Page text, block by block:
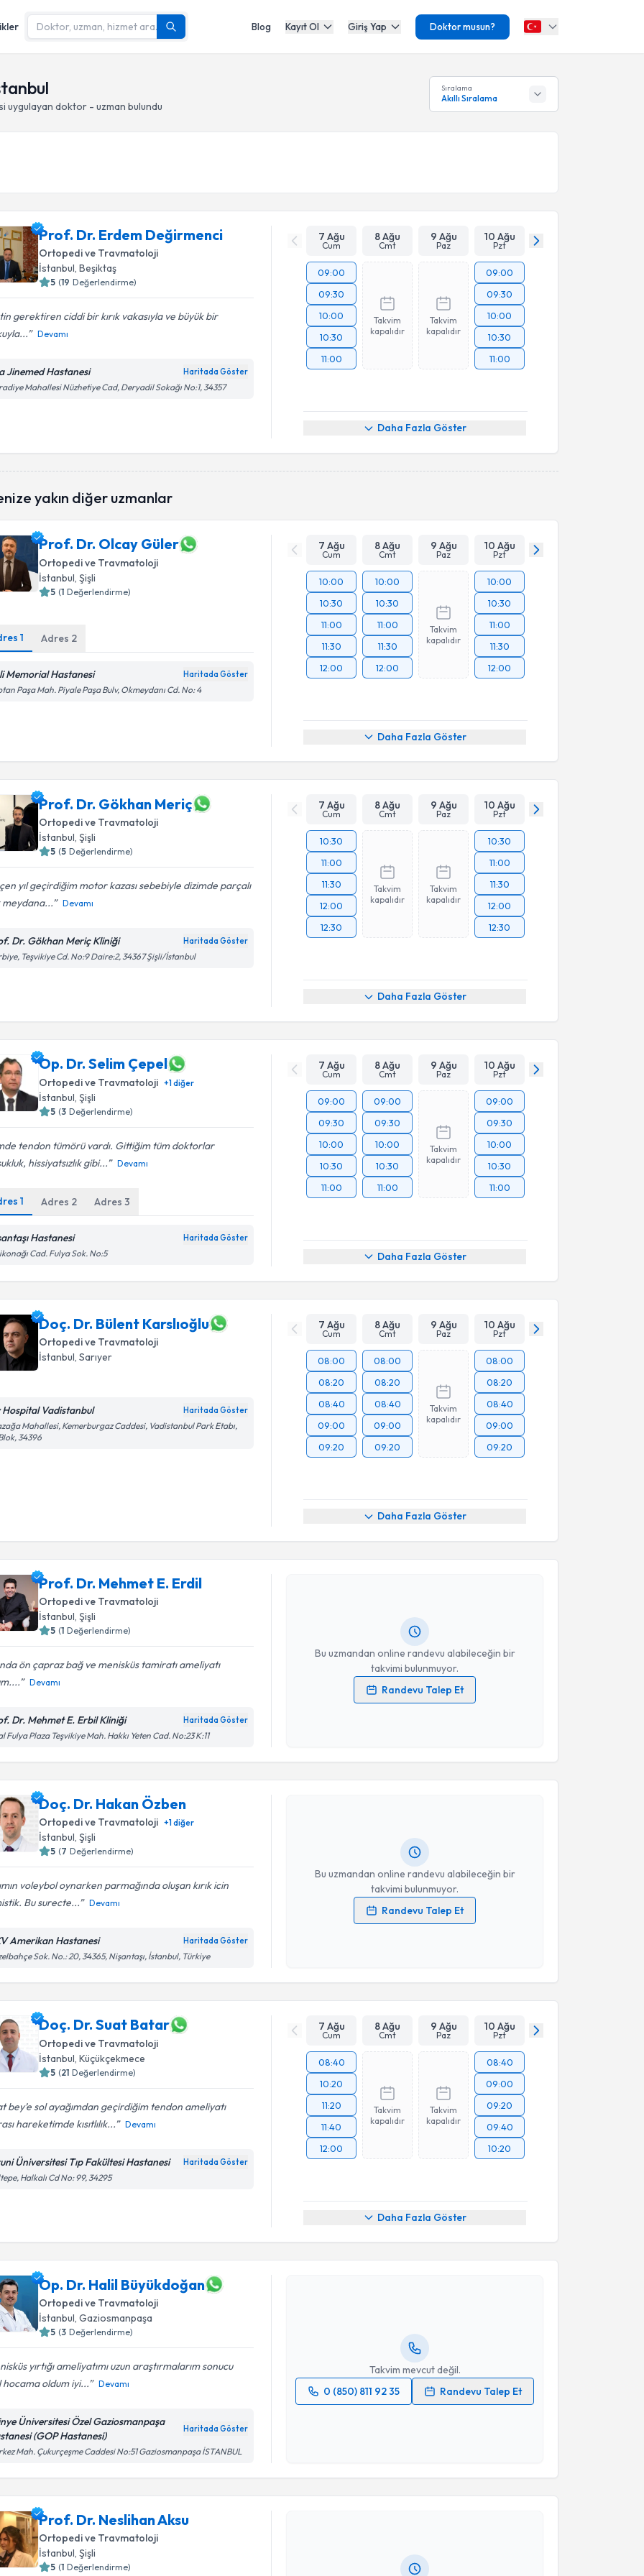
Blog Kayıt Ol Giriş Yap Doktor musun?
uygulayan doktor - uzman bulundu
Sıralama
Akıllı Sıralama
Prof. Dr. Erdem Değirmenci
Ortopedi ve Travmatoloji
İstanbul, Beşiktaş
5 (19 Değerlendirme)
gerektiren ciddi bir kırık vakasıyla ve büyük bir
Devamı
Jinemed Hastanesi Haritada Göster
Mahallesi Nüzhetiye Cad, Deryadil Sokağı No:1, 34357
7 Ağu
Cum
8 Ağu
Cmt
9 Ağu
Paz
10 Ağu
Pzt
09:00
09:30
10:00
10:30
11:00
Takvim
kapalıdır
Takvim
kapalıdır
09:00
09:30
10:00
10:30
11:00
Daha Fazla Göster
yakın diğer uzmanlar
Prof. Dr. Olcay Güler
Ortopedi ve Travmatoloji
İstanbul , Şişli
5 (1 Değerlendirme)
1 Adres 2
Memorial Hastanesi Haritada Göster
Paşa Mah. Piyale Paşa Bulv, Okmeydanı Cd. No: 4
7 Ağu
Cum
8 Ağu
Cmt
9 Ağu
Paz
10 Ağu
Pzt
10:00
10:30
11:00
11:30
12:00
10:00
10:30
11:00
11:30
12:00
Takvim
kapalıdır
10:00
10:30
11:00
11:30
12:00
Daha Fazla Göster
Prof. Dr. Gökhan Meriç
Ortopedi ve Travmatoloji
İstanbul, Şişli
5 (5 Değerlendirme)
yıl geçirdiğim motor kazası sebebiyle dizimde parçalı
meydana...
Devamı
Dr. Gökhan Meriç Kliniği Haritada Göster
Teşvikiye Cd. No:9 Daire:2, 34367 Şişli/İstanbul
7 Ağu
Cum
8 Ağu
Cmt
9 Ağu
Paz
10 Ağu
Pzt
10:30
11:00
11:30
12:00
12:30
Takvim
kapalıdır
Takvim
kapalıdır
10:30
11:00
11:30
12:00
12:30
Daha Fazla Göster
Op. Dr. Selim Çepel
Ortopedi ve Travmatoloji +1diğer
İstanbul , Şişli
5 (3 Değerlendirme)
tendon tümörü vardı. Gittiğim tüm doktorlar
hissiyatsızlık gibi...
Devamı
1 Adres 2 Adres3
Hastanesi Haritada Göster
Cad. Fulya Sok. No:5
7 Ağu
Cum
8 Ağu
Cmt
9 Ağu
Paz
10 Ağu
Pzt
09:00
09:30
10:00
10:30
11:00
09:00
09:30
10:00
10:30
11:00
Takvim
kapalıdır
09:00
09:30
10:00
10:30
11:00
Daha Fazla Göster
Doç. Dr. Bülent Karslıoğlu
Ortopedi ve Travmatoloji
İstanbul, Sarıyer
Hospital Vadistanbul Haritada Göster
Mahallesi, Kemerburgaz Caddesi, Vadistanbul Park Etabı,
34396
7 Ağu
Cum
8 Ağu
Cmt
9 Ağu
Paz
10 Ağu
Pzt
08:00
08:20
08:40
09:00
09:20
08:00
08:20
08:40
09:00
09:20
Takvim
kapalıdır
08:00
08:20
08:40
09:00
09:20
Daha Fazla Göster
Prof. Dr. Mehmet E. Erdil
Ortopedi ve Travmatoloji
İstanbul , Şişli
5 (1 Değerlendirme)
ön çapraz bağ ve menisküs tamiratı ameliyatı
Devamı
Dr. Mehmet E. Erbil Kliniği Haritada Göster
Fulya Plaza Teşvikiye Mah. Hakkı Yeten Cad. No:23 K:11
Bu uzmandan online randevu alabileceğin bir
takvimi bulunmuyor.
Randevu Talep Et
Randevu Takvimi Talebi
Prof. Dr. Mehmet E. Erdil
Kişisel verilerimin işlenmesine ilişkinAydınlatma Metni
Takvim Talebini Gönder
Doç. Dr. Hakan Özben
Ortopedi ve Travmatoloji +1diğer
İstanbul , Şişli
5 (7 Değerlendirme)
voleybol oynarken parmağında oluşan kırık icin
Bu surecte...
Devamı
Amerikan Hastanesi Haritada Göster
Sok. No.: 20, 34365, Nişantaşı, İstanbul, Türkiye
Bu uzmandan online randevu alabileceğin bir
takvimi bulunmuyor.
Randevu Talep Et
Randevu Takvimi Talebi
Doç. Dr. Hakan Özben
Kişisel verilerimin işlenmesine ilişkinAydınlatma Metni
Takvim Talebini Gönder
Doç. Dr. Suat Batar
Ortopedi ve Travmatoloji
İstanbul , Küçükçekmece
5 (21 Değerlendirme)
bey’e sol ayağımdan geçirdiğim tendon ameliyatı
hareketimde kısıtlılık...
Devamı
Üniversitesi Tıp Fakültesi Hastanesi Haritada Göster
Halkalı Cd No: 99, 34295
7 Ağu
Cum
8 Ağu
Cmt
9 Ağu
Paz
10 Ağu
Pzt
08:40
10:20
11:20
11:40
12:00
Takvim
kapalıdır
Takvim
kapalıdır
08:40
09:00
09:20
09:40
10:20
Daha Fazla Göster
Op. Dr. Halil Büyükdoğan
Ortopedi ve Travmatoloji
İstanbul, Gaziosmanpaşa
5 (3 Değerlendirme)
yırtığı ameliyatımı uzun araştırmalarım sonucu
hocama oldum iyi...
Devamı
Üniversitesi Özel Gaziosmanpaşa
(GOP Hastanesi)
Haritada Göster
Mah. Çukurçeşme Caddesi No:51 Gaziosmanpaşa İSTANBUL
Takvim mevcut değil.
0 (850) 811 92 35
Randevu Talep Et
Randevu Takvimi Talebi
Prof. Dr. Neslihan Aksu
Ortopedi ve Travmatoloji
İstanbul, Şişli
5 (1 Değerlendirme)
Randevu Takvimi Talebi
Prof. Dr. Neslihan Aksu